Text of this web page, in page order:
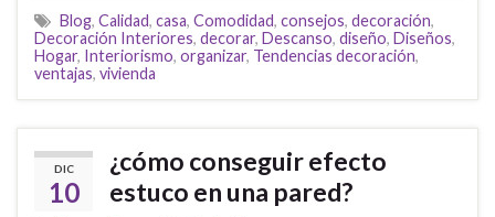
Blog, Calidad, casa, Comodidad, consejos, decoración,
Decoración Interiores, decorar, Descanso, diseño, Diseños,
Hogar, Interiorismo, organizar, Tendencias decoración,
ventajas, vivienda
DIC
10
¿cómo conseguir efecto
estuco en una pared?